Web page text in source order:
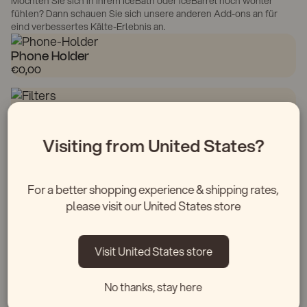
fühlen? Dann schauen Sie sich unsere anderen Add-ons an für
eind verbessertes Kälte-Erlebnis an.
Phone Holder
€0,00
JETZT KAUFEN
JETZT KAUFEN
JETZT KAUFEN
FAQs über AquaFinesse
Ist AquaFinesse Cleanser sicher?
Visiting from United States?
For a better shopping experience & shipping rates,
please visit our United States store
Visit United States store
No thanks, stay here